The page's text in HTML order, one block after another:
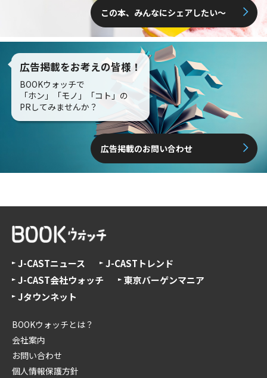
この本、みんなにシェアしたい〜
広告掲載をお考えの皆様！
BOOKウォッチで
「ホン」「モノ」「コト」の
PRしてみませんか？
広告掲載のお問い合わせ
J-CASTニュース
J-CASTトレンド
J-CAST会社ウォッチ
東京バーゲンマニア
Jタウンネット
BOOKウォッチとは？
会社案内
お問い合わせ
個人情報保護方針